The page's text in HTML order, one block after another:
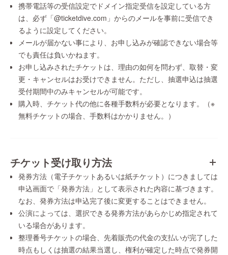
携帯電話等の受信設定でドメイン指定受信を設定している方
は、必ず「@ticketdive.com」からのメールを事前に受信でき
るように設定してください。
メールが届かない事により、お申し込みが確認できない場合等
でも責任は負いかねます。
お申し込みされたチケットは、理由の如何を問わず、取替・変
更・キャンセルはお受けできません。ただし、抽選申込は抽選
受付期間中のみキャンセルが可能です。
購入時、チケット代の他に各種手数料が必要となります。（※
無料チケットの場合、手数料はかかりません。）
チケット受け取り方法
発券方法（電子チケットあるいは紙チケット）につきましては
申込画面で「発券方法」として表示された内容に基づきます。
なお、発券方法は申込完了後に変更することはできません。
公演によっては、選択できる発券方法があらかじめ指定されて
いる場合があります。
整理番号チケットの場合、先着販売の代金の支払いが完了した
時点もしくは抽選の結果当選し、権利が確定した時点で発券開